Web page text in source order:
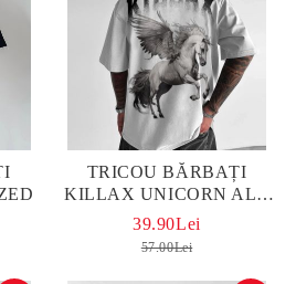
TRICOU BĂRBAȚI
KILLAX UNICORN ALB
OVERSIZED
39.90Lei
57.00Lei